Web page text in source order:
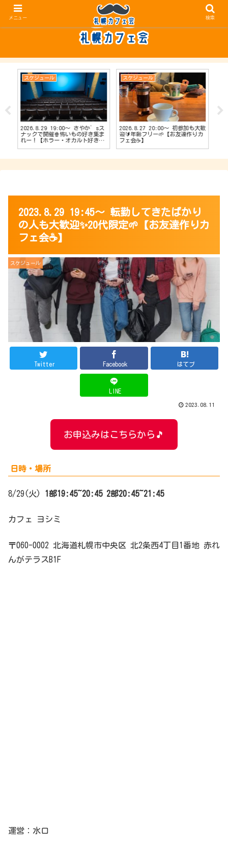
スケジュール
2026.8.29 19:00〜 さやか’sス
ナックで開催🍿怖いもの好き集ま
れー！【ホラー・オカルト好きカ
スケジュール
2026.8.27 20:00〜 初参加も大歓
迎🔰年齢フリー🌱【お友達作りカ
フェ会☕️】
2023.8.29 19:45〜 転勤してきたばかり
の人も大歓迎✨20代限定🌱【お友達作りカ
フェ会☕️】
スケジュール
Twitter Facebook はてブ
LINE
2023.08.11
お申込みはこちらから🎵
日時・場所
8/29(火) 1部19:45~20:45 2部20:45~21:45
カフェ ヨシミ
〒060-0002 北海道札幌市中央区 北2条西4丁目1番地 赤れ
んがテラスB1F
運営：水口
メニュー 検索